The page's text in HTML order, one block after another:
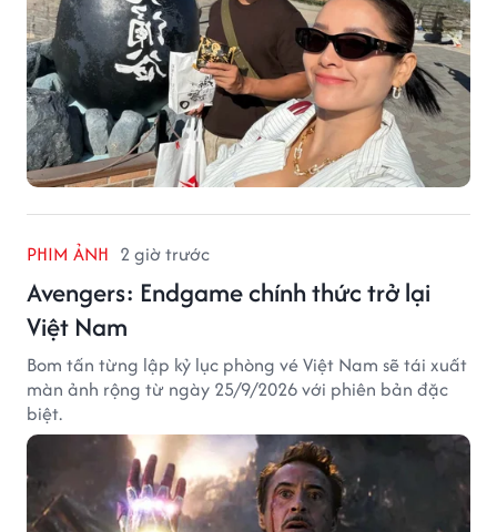
PHIM ẢNH 2 giờ trước
Avengers: Endgame chính thức trở lại
Việt Nam
Bom tấn từng lập kỷ lục phòng vé Việt Nam sẽ tái xuất
màn ảnh rộng từ ngày 25/9/2026 với phiên bản đặc
biệt.